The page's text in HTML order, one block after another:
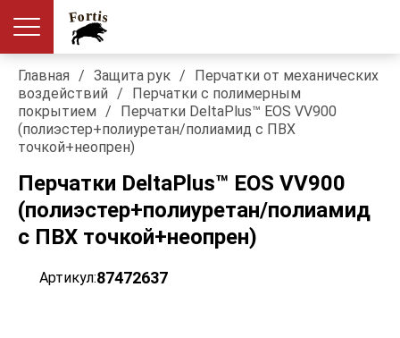
Главная / Защита рук /
Перчатки от механических
воздействий /
Перчатки с полимерным
покрытием /
Перчатки DeltaPlus™ EOS VV900
(полиэстер+полиуретан/полиамид с ПВХ
точкой+неопрен)
Перчатки DeltaPlus™ EOS VV900
(полиэстер+полиуретан/полиамид
с ПВХ точкой+неопрен)
Артикул:87472637